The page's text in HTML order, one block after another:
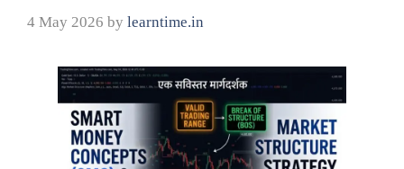
4 May 2026 by learntime.in